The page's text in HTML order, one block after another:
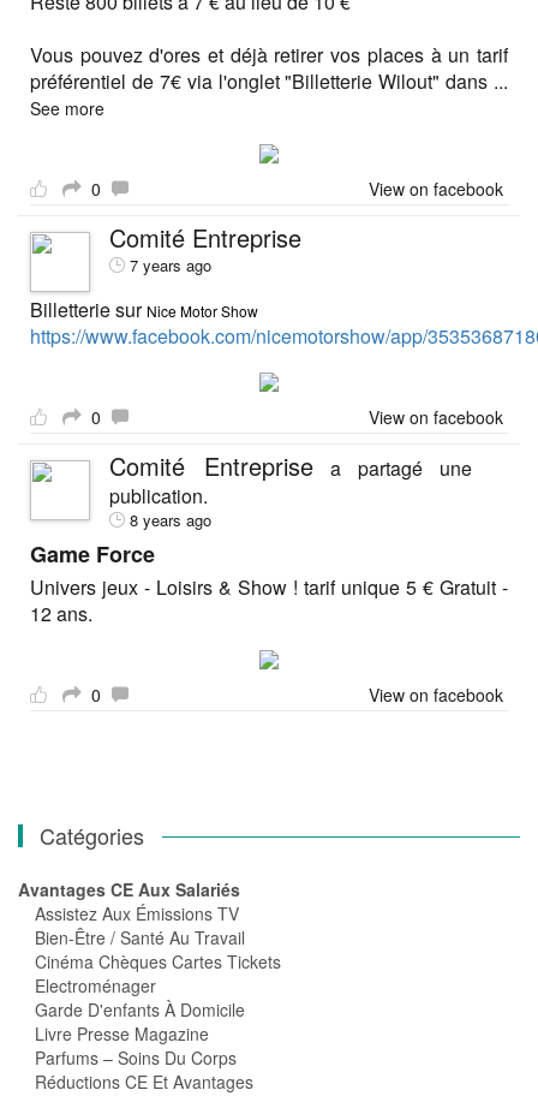
Vous pouvez d'ores et déjà retirer vos places à un tarif
préférentiel de 7€ via l'onglet "Billetterie Wilout" dans ...
See more
0 View on facebook
Comité Entreprise
7 years ago
Billetterie sur Nice Motor Show
https://www.facebook.com/nicemotorshow/app/
0 View on facebook
Comité Entreprise a partagé une
publication.
8 years ago
Game Force
Univers jeux - Loisirs & Show ! tarif unique 5 € Gratuit -
12 ans.
0 View on facebook
Catégories
Avantages CE Aux Salariés
Assistez Aux Émissions TV
Bien-Être / Santé Au Travail
Cinéma Chèques Cartes Tickets
Electroménager
Garde D'enfants À Domicile
Livre Presse Magazine
Parfums – Soins Du Corps
Réductions CE Et Avantages